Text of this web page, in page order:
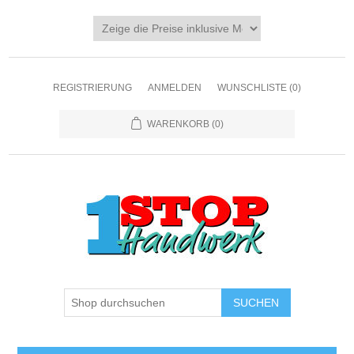
REGISTRIERUNG ANMELDEN WUNSCHLISTE (0)
WARENKORB (0)